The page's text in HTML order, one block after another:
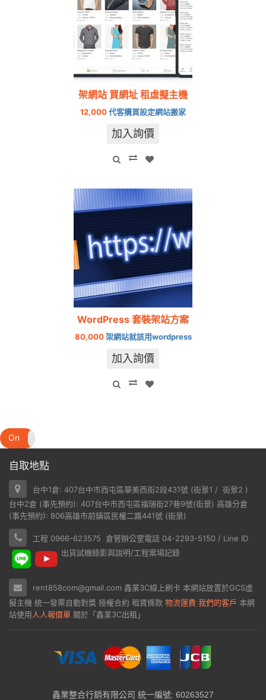
架網站 買網址 租虛擬主機
12,000代客購買設定網站搬家
加入詢價
WordPress 套裝架站方案
80,000架網站就該用wordpress
加入詢價
On
自取地點
台中1倉: 407台中市西屯區華美西街2段431號 (街景1 / 街景2 )
台中2倉 (事先預約): 407台中市西屯區福瑞街27巷9號(街景) 高雄分倉
(事先預約): 806高雄市前鎮區民權二路441號 (街景)
工程 0966-623575 倉管辦公室電話 04-2293-5150 / Line ID
出貨試機錄影與說明/工程案場記錄
rent858com@gmail.com 鑫業3C線上刷卡 本網站放置於GCS虛
擬主機 統一發票自動對獎 授權合約 租賃條款 物流運費 我們的客戶 本網
站使用人人報價單 關於「鑫業3C出租」
鑫業整合行銷有限公司 統一編號: 60263527